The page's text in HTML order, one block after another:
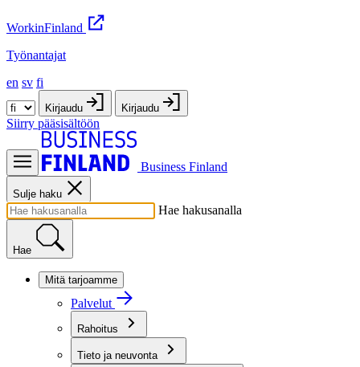
WorkinFinland
Työnantajat
en sv fi
Kirjaudu Kirjaudu
Siirry pääsisältöön
Business Finland
Sulje haku
Hae hakusanalla
Hae
Mitä tarjoamme
Palvelut
Rahoitus
Tieto ja neuvonta